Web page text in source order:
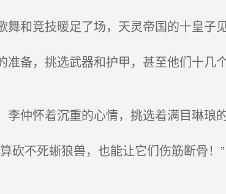
和竞技暖足了场，天灵帝国的十皇子
备，挑选武器和护甲，甚至他们十几
仲怀着沉重的心情，挑选着满目琳琅的
不死蜥狼兽，也能让它们伤筋断骨！